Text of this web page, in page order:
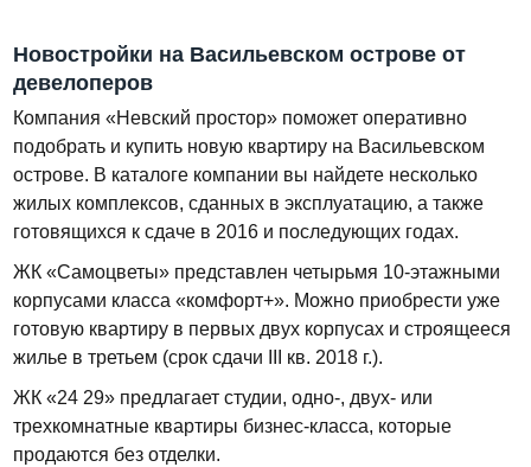
Новостройки на Васильевском острове от
девелоперов
Компания «Невский простор» поможет оперативно
подобрать и купить новую квартиру на Васильевском
острове. В каталоге компании вы найдете несколько
жилых комплексов, сданных в эксплуатацию, а также
готовящихся к сдаче в 2016 и последующих годах.
ЖК «Самоцветы» представлен четырьмя 10-этажными
корпусами класса «комфорт+». Можно приобрести уже
готовую квартиру в первых двух корпусах и строящееся
жилье в третьем (срок сдачи III кв. 2018 г.).
ЖК «24 29» предлагает студии, одно-, двух- или
трехкомнатные квартиры бизнес-класса, которые
продаются без отделки.